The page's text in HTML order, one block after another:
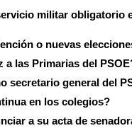
militar obligatorio
o nuevas
a las Primarias del
secretario general del
en los colegios?
a su acta de